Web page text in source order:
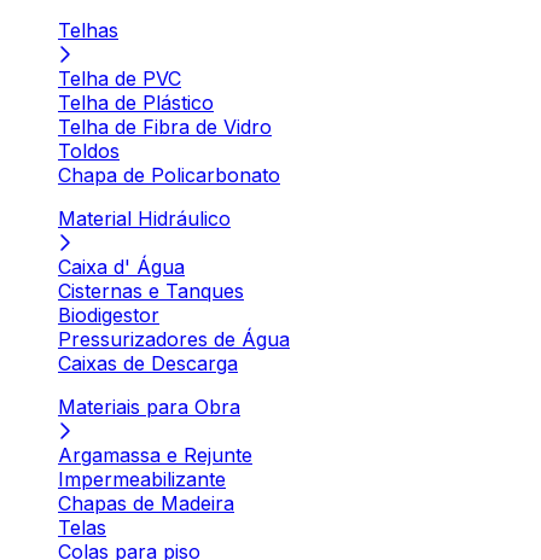
Telhas
Telha de PVC
Telha de Plástico
Telha de Fibra de Vidro
Toldos
Chapa de Policarbonato
Material Hidráulico
Caixa d' Água
Cisternas e Tanques
Biodigestor
Pressurizadores de Água
Caixas de Descarga
Materiais para Obra
Argamassa e Rejunte
Impermeabilizante
Chapas de Madeira
Telas
Colas para piso